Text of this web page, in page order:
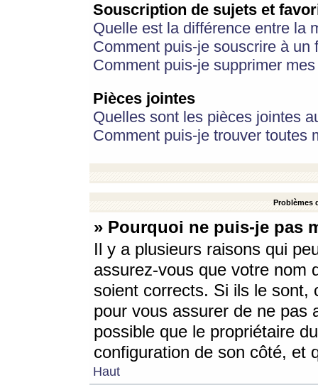
Souscription de sujets et
Quelle est la différence entre la
Comment puis-je souscrire à
Comment puis-je supprimer
Pièces jointes
Quelles sont les pièces jointes
Comment puis-je trouver toutes
Problèmes
» Pourquoi ne puis-je pas
Il y a plusieurs raisons qui
assurez-vous que votre nom
soient corrects. Si ils le sont,
pour vous assurer de ne pas
possible que le propriétaire
configuration de son côté, et
Haut